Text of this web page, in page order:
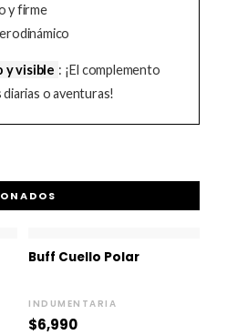
y firme
y visible : ¡El complemento
o aventuras!
Buff Cuello Polar
INDUMENTARIA
$6,990